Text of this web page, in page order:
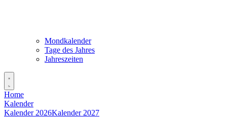
Mondkalender
Tage des Jahres
Jahreszeiten
Home
Kalender
Kalender 2026Kalender 2027